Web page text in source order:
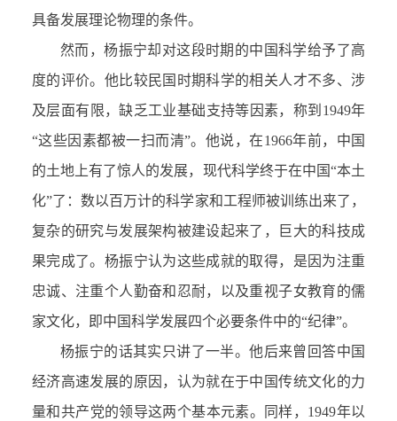
具备发展理论物理的条件。
然而，杨振宁却对这段时期的中国科学给予了高
度的评价。他比较民国时期科学的相关人才不多、涉
及层面有限，缺乏工业基础支持等因素，称到1949年
“这些因素都被一扫而清”。他说，在1966年前，中国
的土地上有了惊人的发展，现代科学终于在中国“本土
化”了：数以百万计的科学家和工程师被训练出来了，
复杂的研究与发展架构被建设起来了，巨大的科技成
果完成了。杨振宁认为这些成就的取得，是因为注重
忠诚、注重个人勤奋和忍耐，以及重视子女教育的儒
家文化，即中国科学发展四个必要条件中的“纪律”。
杨振宁的话其实只讲了一半。他后来曾回答中国
经济高速发展的原因，认为就在于中国传统文化的力
量和共产党的领导这两个基本元素。同样，1949年以